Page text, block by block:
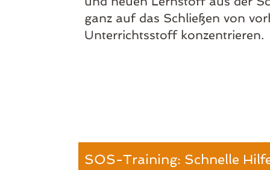
ganz auf das Schließen von
Unterrichtsstoff konzentrieren.
SOS-Training: Schnelle